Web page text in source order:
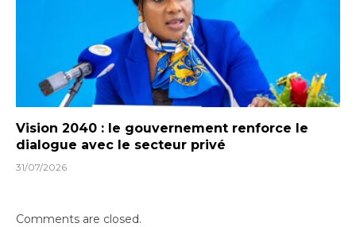
Vision 2040 : le gouvernement renforce le
dialogue avec le secteur privé
31/07/2026
Comments are closed.